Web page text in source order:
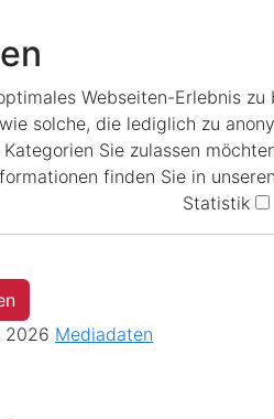
Webseiten-Erlebnis
solche, die lediglich zu
Sie zulassen
finden Sie in unseren
Statistik
2026 Mediadaten